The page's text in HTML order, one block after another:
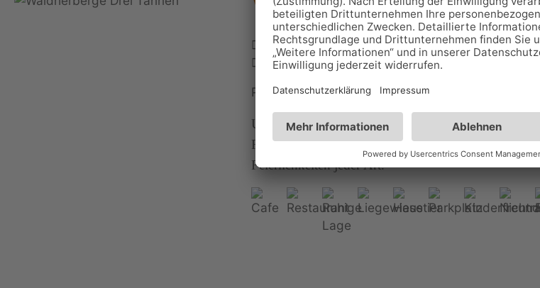
Jugendherberge 2, 07957 Langenwetzendorf
036625 20305
Personen: 39
Unweit des Zeulenrodaer Meeres, idyllisch im Wald
Familien, Kindergruppen, Vereine; mit gemütlichen
Feierlichkeiten jeder Art.